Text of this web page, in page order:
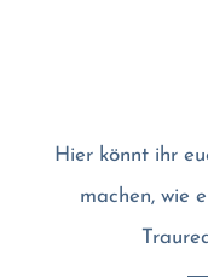
Hier könnt ihr
machen, wie